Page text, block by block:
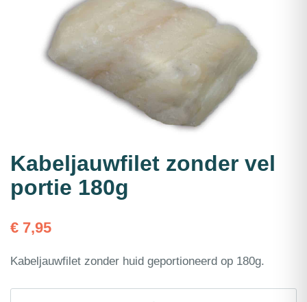
Kabeljauwfilet zonder vel
portie 180g
€ 7,95
Kabeljauwfilet zonder huid geportioneerd op 180g.